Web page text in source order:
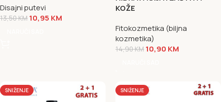
Disajni putevi
13,50KM 10,95 KM
KOŽE
Fitokozmetika (biljna
kozmetika)
14,90KM 10,90 KM
SNIŽENJE SNIŽENJE